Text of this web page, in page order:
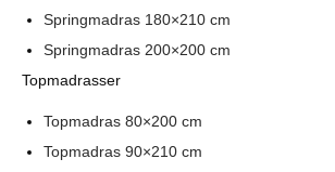
Springmadras 180×210 cm
Springmadras 200×200 cm
Topmadrasser
Topmadras 80×200 cm
Topmadras 90×210 cm